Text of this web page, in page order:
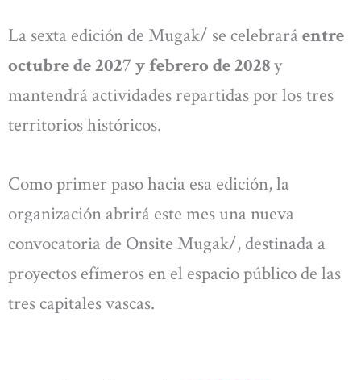
La sexta edición de Mugak/ se celebrará entre
octubre de 2027 y febrero de 2028y
mantendrá actividades repartidas por los tres
territorios históricos.
Como primer paso hacia esa edición, la
organización abrirá este mes una nueva
convocatoria de Onsite Mugak/, destinada a
proyectos efímeros en el espacio público de las
tres capitales vascas.